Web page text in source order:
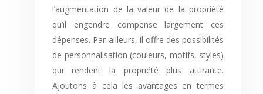
l’augmentation de la valeur de la propriété
qu’il engendre compense largement ces
dépenses. Par ailleurs, il offre des possibilités
de personnalisation (couleurs, motifs, styles)
qui rendent la propriété plus attirante.
Ajoutons à cela les avantages en termes